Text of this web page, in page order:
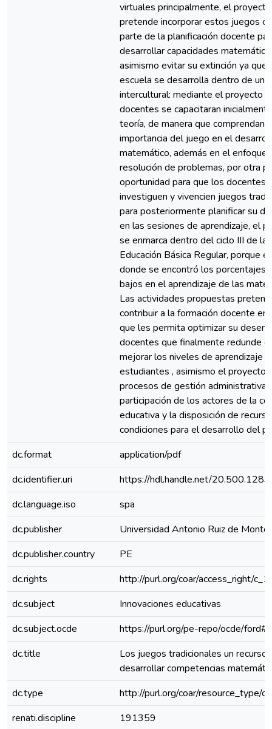
virtuales principalmente, el proyecto
pretende incorporar estos juegos
parte de la planificación docente
desarrollar capacidades matemática
asimismo evitar su extinción ya que
escuela se desarrolla dentro de un
intercultural: mediante el proyecto
docentes se capacitaran
teoría, de manera que comprendan
importancia del juego en el
matemático, además en el enfoque
resolución de problemas, por otra
oportunidad para que los docentes
investiguen y vivencien juegos
para posteriormente planificar su
en las sesiones de aprendizaje, el
se enmarca dentro del ciclo III de la
Educación Básica Regular, porque
donde se encontró los porcentajes
bajos en el aprendizaje de las
Las actividades propuestas
contribuir a la formación docente en
que les permita optimizar su
docentes que finalmente redunde
mejorar los niveles de aprendizaje
estudiantes , asimismo el proyecto
procesos de gestión administrativa
participación de los actores de la
educativa y la disposición de
condiciones para el desarrollo del
dc.format
application/pdf
dc.identifier.uri
https://hdl.handle.net/
dc.language.iso
spa
dc.publisher
Universidad Antonio Ruiz de
dc.publisher.country
PE
dc.rights
http://purl.org/coar/access_right/
dc.subject
Innovaciones educativas
dc.subject.ocde
https://purl.org/pe-repo/ocde/
dc.title
Los juegos tradicionales un recurso
desarrollar competencias
dc.type
http://purl.org/coar/resource_type/
renati.discipline
191359